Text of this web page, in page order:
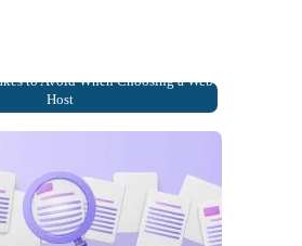
to Avoid When Choosing a Web
Host